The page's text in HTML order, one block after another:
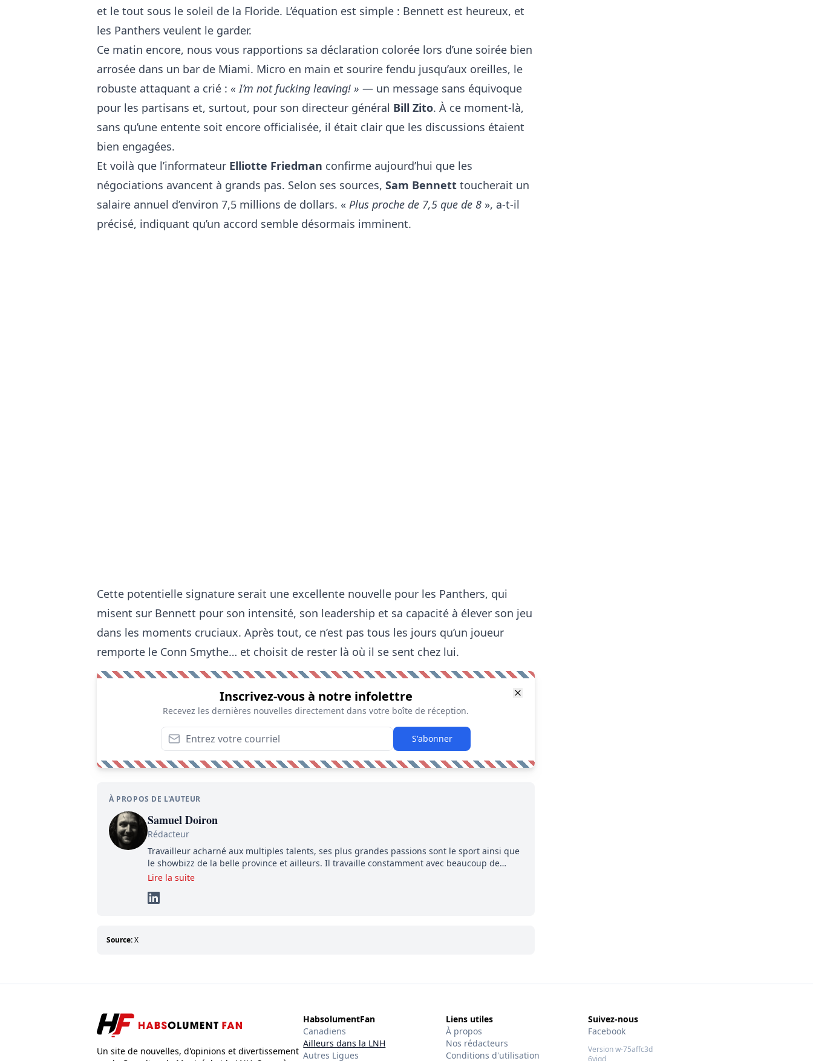
et le tout sous le soleil de la Floride. L’équation est simple : Bennett est heureux, et
les Panthers veulent le garder.
Ce matin encore, nous vous rapportions sa déclaration colorée lors d’une soirée bien
arrosée dans un bar de Miami. Micro en main et sourire fendu jusqu’aux oreilles, le
robuste attaquant a crié : « I’m not fucking leaving! » — un message sans équivoque
pour les partisans et, surtout, pour son directeur général Bill Zito. À ce moment-là,
sans qu’une entente soit encore officialisée, il était clair que les discussions étaient
bien engagées.
Et voilà que l’informateur Elliotte Friedman confirme aujourd’hui que les
négociations avancent à grands pas. Selon ses sources, Sam Bennett toucherait un
salaire annuel d’environ 7,5 millions de dollars. « Plus proche de 7,5 que de 8 », a-t-il
précisé, indiquant qu’un accord semble désormais imminent.
Cette potentielle signature serait une excellente nouvelle pour les Panthers, qui
misent sur Bennett pour son intensité, son leadership et sa capacité à élever son jeu
dans les moments cruciaux. Après tout, ce n’est pas tous les jours qu’un joueur
remporte le Conn Smythe… et choisit de rester là où il se sent chez lui.
Inscrivez-vous à notre infolettre
Recevez les dernières nouvelles directement dans votre boîte de réception.
S'abonner
À PROPOS DE L'AUTEUR
Samuel Doiron
Rédacteur
Travailleur acharné aux multiples talents, ses plus grandes passions sont le sport ainsi que
le showbizz de la belle province et ailleurs. Il travaille constamment avec beaucoup de
détermination pour parvenir à se démarquer. Sa volonté et son souci du détail sont des
Lire la suite
Source:X
Un site de nouvelles, d'opinions et divertissement
HabsolumentFan
Canadiens
Ailleurs dans la LNH
Autres Ligues
Liens utiles
À propos
Nos rédacteurs
Conditions d'utilisation
Suivez-nous
Facebook
Version w-75affc3d
6vjqd